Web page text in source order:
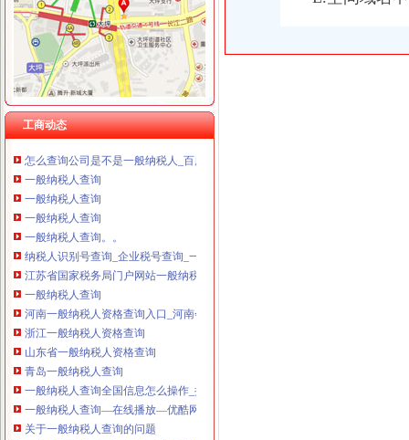
工商动态
一般纳税人查询
重庆一般纳税人资格查询
一般纳税人查询一般纳税人查询
重庆一般纳税人资格查询：http://218.70.65.72:3002/fpcx/
重庆一般纳税人申请：路源咨询—专业代办安全生产许可证-重庆爱问
一般纳税人信息查询
一般纳税人查询
一般纳税人查询
一般纳税人查询
一般纳税人查询
一般纳税人查询。。
纳税人识别号查询_企业税号查询_一般纳税人查询
江苏省国家税务局门户网站一般纳税人查询
一般纳税人查询
河南一般纳税人资格查询入口_河南会计网
浙江一般纳税人资格查询
山东省一般纳税人资格查询
青岛一般纳税人查询
一般纳税人查询全国信息怎么操作_搜狐其它_搜狐网
一般纳税人查询—在线播放—优酷网,高清在线观看
关于一般纳税人查询的问题
如何查询对方公司是否为一般纳税人。-文章